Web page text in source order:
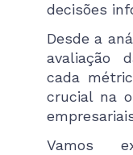
decisões
Desde a
avaliação
cada
crucial na
Vamos